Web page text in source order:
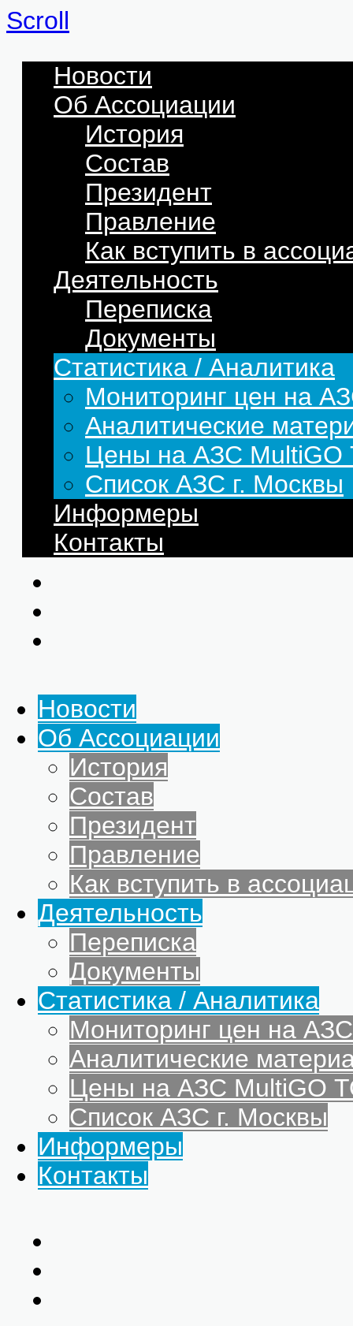
Scroll
Новости
Об Ассоциации
История
Состав
Президент
Правление
Как вступить в
Деятельность
Переписка
Документы
Статистика / Аналитика
Мониторинг цен на
Аналитические
Цены на АЗС
Список АЗС г. Москвы
Информеры
Контакты
Новости
Об Ассоциации
История
Состав
Президент
Правление
Как вступить в
Деятельность
Переписка
Документы
Статистика / Аналитика
Мониторинг цен на
Аналитические
Цены на АЗС MultiGO
Список АЗС г. Москвы
Информеры
Контакты